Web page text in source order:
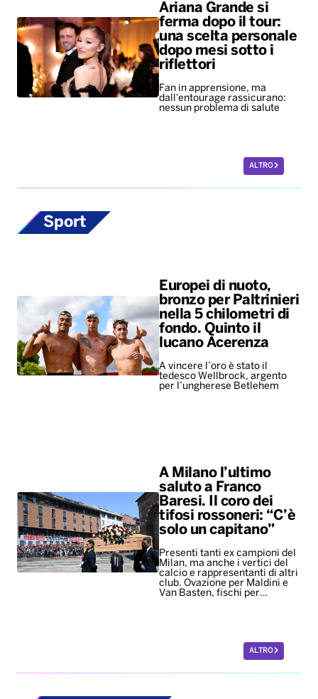
Ariana Grande si
ferma dopo il tour:
una scelta personale
dopo mesi sotto i
riflettori
Fan in apprensione, ma
dall'entourage rassicurano:
nessun problema di salute
ALTRO
Sport
Europei di nuoto,
bronzo per Paltrinieri
nella 5 chilometri di
fondo. Quinto il
lucano Acerenza
A vincere l’oro è stato il
tedesco Wellbrock, argento
per l’ungherese Betlehem
A Milano l’ultimo
saluto a Franco
Baresi. Il coro dei
tifosi rossoneri: “C’è
solo un capitano”
Presenti tanti ex campioni del
Milan, ma anche i vertici del
calcio e rappresentanti di altri
club. Ovazione per Maldini e
Van Basten, fischi per…
ALTRO